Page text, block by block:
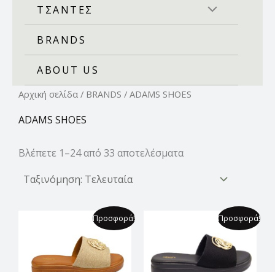
ΤΣΑΝΤΕΣ
BRANDS
ABOUT US
Αρχική σελίδα / BRANDS / ADAMS SHOES
ADAMS SHOES
Βλέπετε 1–24 από 33 αποτελέσματα
Προσφορά!
59,99 €.
τρέχουσα
τιμή
είναι:
44,99 €.
Προσφορά!
59,99 €.
τρέχουσα
τιμή
είναι: